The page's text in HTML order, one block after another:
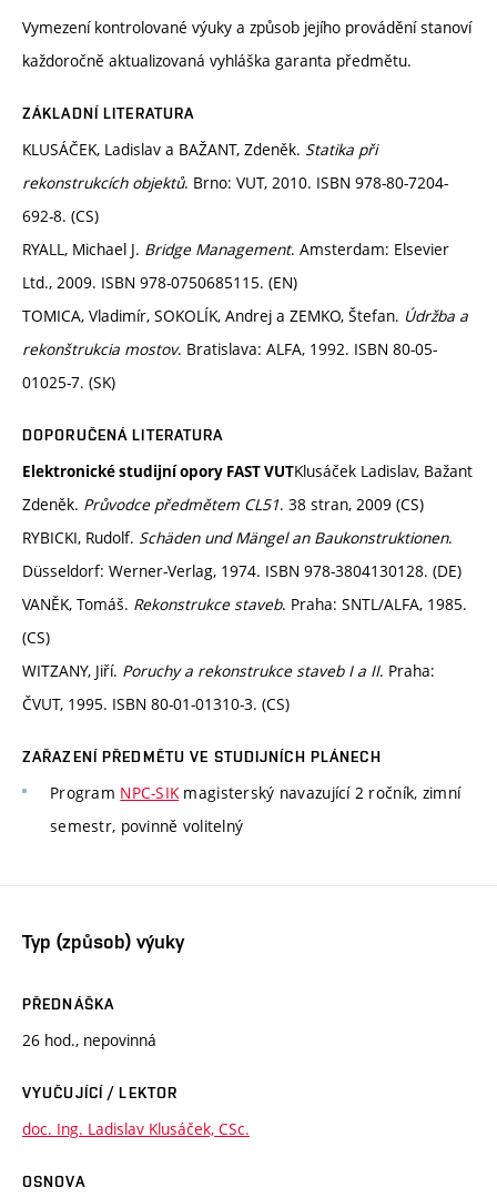
Vymezení kontrolované výuky a způsob jejího provádění stanoví
každoročně aktualizovaná vyhláška garanta předmětu.
ZÁKLADNÍ LITERATURA
KLUSÁČEK, Ladislav a BAŽANT, Zdeněk. Statika při
rekonstrukcích objektů. Brno: VUT, 2010. ISBN 978-80-7204-
692-8. (CS)
RYALL, Michael J. Bridge Management. Amsterdam: Elsevier
Ltd., 2009. ISBN 978-0750685115. (EN)
TOMICA, Vladimír, SOKOLÍK, Andrej a ZEMKO, Štefan. Údržba a
rekonštrukcia mostov. Bratislava: ALFA, 1992. ISBN 80-05-
01025-7. (SK)
DOPORUČENÁ LITERATURA
Elektronické studijní opory FAST VUTKlusáček Ladislav, Bažant
Zdeněk. Průvodce předmětem CL51. 38 stran, 2009 (CS)
RYBICKI, Rudolf. Schäden und Mängel an Baukonstruktionen.
Düsseldorf: Werner-Verlag, 1974. ISBN 978-3804130128. (DE)
VANĚK, Tomáš. Rekonstrukce staveb. Praha: SNTL/ALFA, 1985.
(CS)
WITZANY, Jiří. Poruchy a rekonstrukce staveb I a II. Praha:
ČVUT, 1995. ISBN 80-01-01310-3. (CS)
ZAŘAZENÍ PŘEDMĚTU VE STUDIJNÍCH PLÁNECH
Program NPC-SIKmagisterský navazující 2 ročník, zimní
semestr, povinně volitelný
Typ (způsob) výuky
PŘEDNÁŠKA
26 hod., nepovinná
VYUČUJÍCÍ / LEKTOR
doc. Ing. Ladislav Klusáček, CSc.
OSNOVA